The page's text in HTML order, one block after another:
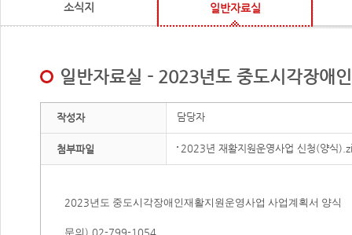
소식지 일반자료실
일반자료실 - 2023년도 중도시각장애
작성자 담당자
첨부파일 2023년 재활지원운영사업 신청(양식
2023년도 중도시각장애인재활지원운영사업 사업계획서 양식
) 02-799-1054